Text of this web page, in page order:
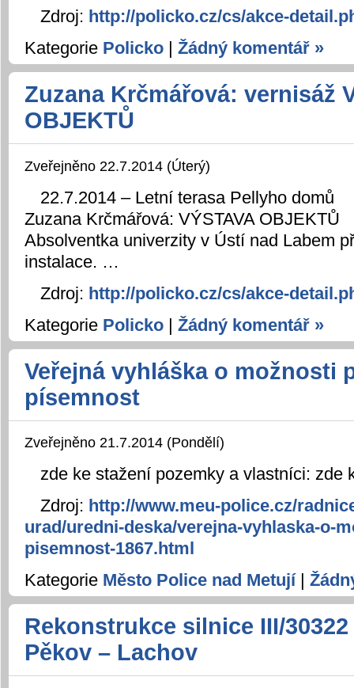
Zdroj: http://policko.cz/cs/akce-
Kategorie Policko Žádný komentář »
Zuzana Krčmářová: vernisáž
OBJEKTŮ
Zveřejněno 22.7.2014 (Úterý)
22.7.2014 – Letní terasa Pellyho domů
Zuzana Krčmářová: VÝSTAVA OBJEKTŮ
Absolventka univerzity v Ústí nad Labem
instalace. …
Zdroj: http://policko.cz/cs/akce-
Kategorie Policko | Žádný komentář »
Veřejná vyhláška o možnosti
písemnost
Zveřejněno 21.7.2014 (Pondělí)
zde ke stažení pozemky a vlastníci: zde
Zdroj: http://www.meu-police.cz/
urad/uredni-deska/verejna-vyhlaska-o-
pisemnost-1867.html
Kategorie Město Police nad Metují|
Rekonstrukce silnice III/
Pěkov – Lachov